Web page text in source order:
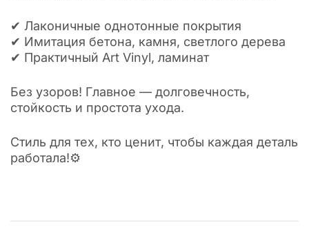
✔ Лаконичные однотонные покрытия
✔ Имитация бетона, камня, светлого дерева
✔ Практичный Art Vinyl, ламинат
Без узоров! Главное — долговечность,
стойкость и простота ухода.
Стиль для тех, кто ценит, чтобы каждая деталь
работала!⚙